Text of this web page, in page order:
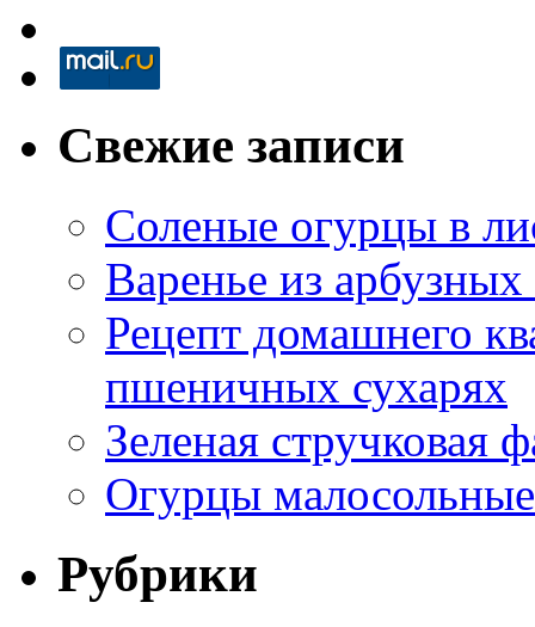
Свежие записи
Соленые огурцы в
Варенье из
Рецепт домашнего
пшеничных сухарях
Зеленая стручковая
Огурцы
Рубрики